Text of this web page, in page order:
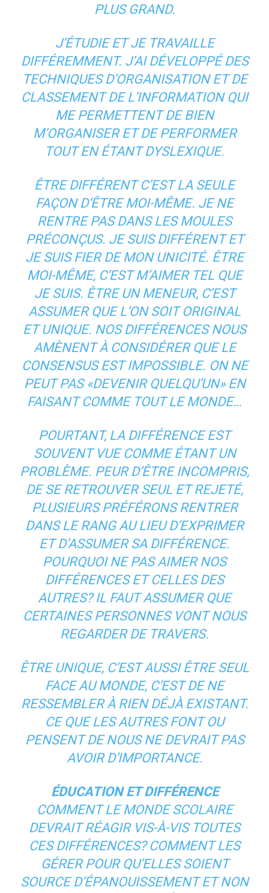
PLUS GRAND.
J’ÉTUDIE ET JE TRAVAILLE
DIFFÉREMMENT. J’AI DÉVELOPPÉ DES
TECHNIQUES D’ORGANISATION ET DE
CLASSEMENT DE L’INFORMATION QUI
ME PERMETTENT DE BIEN
M’ORGANISER ET DE PERFORMER
TOUT EN ÉTANT DYSLEXIQUE.
ÊTRE DIFFÉRENT C’EST LA SEULE
FAÇON D’ÊTRE MOI-MÊME. JE NE
RENTRE PAS DANS LES MOULES
PRÉCONÇUS. JE SUIS DIFFÉRENT ET
JE SUIS FIER DE MON UNICITÉ. ÊTRE
MOI-MÊME, C’EST M’AIMER TEL QUE
JE SUIS. ÊTRE UN MENEUR, C’EST
ASSUMER QUE L’ON SOIT ORIGINAL
ET UNIQUE. NOS DIFFÉRENCES NOUS
AMÈNENT À CONSIDÉRER QUE LE
CONSENSUS EST IMPOSSIBLE. ON NE
PEUT PAS «DEVENIR QUELQU’UN» EN
FAISANT COMME TOUT LE MONDE…
POURTANT, LA DIFFÉRENCE EST
SOUVENT VUE COMME ÉTANT UN
PROBLÈME. PEUR D’ÊTRE INCOMPRIS,
DE SE RETROUVER SEUL ET REJETÉ,
PLUSIEURS PRÉFÉRONS RENTRER
DANS LE RANG AU LIEU D’EXPRIMER
ET D’ASSUMER SA DIFFÉRENCE.
POURQUOI NE PAS AIMER NOS
DIFFÉRENCES ET CELLES DES
AUTRES? IL FAUT ASSUMER QUE
CERTAINES PERSONNES VONT NOUS
REGARDER DE TRAVERS.
ÊTRE UNIQUE, C’EST AUSSI ÊTRE SEUL
FACE AU MONDE, C’EST DE NE
RESSEMBLER À RIEN DÉJÀ EXISTANT.
CE QUE LES AUTRES FONT OU
PENSENT DE NOUS NE DEVRAIT PAS
AVOIR D’IMPORTANCE.
ÉDUCATION ET DIFFÉRENCE
COMMENT LE MONDE SCOLAIRE
DEVRAIT RÉAGIR VIS-À-VIS TOUTES
CES DIFFÉRENCES? COMMENT LES
GÉRER POUR QU’ELLES SOIENT
SOURCE D’ÉPANOUISSEMENT ET NON